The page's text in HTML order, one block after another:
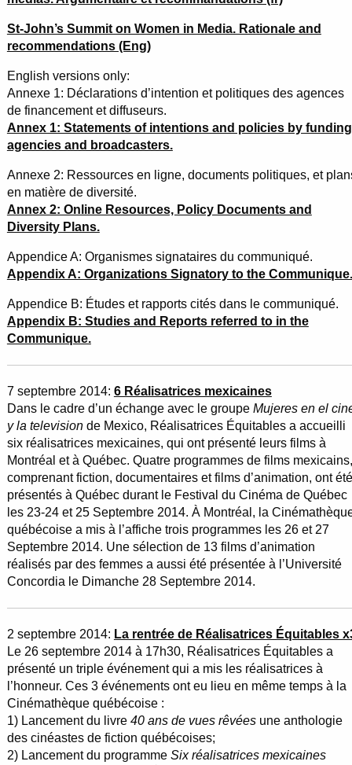
St-John’s Summit on Women in Media. Rationale and
recommendations (Eng)
English versions only:
Annexe 1: Déclarations d’intention et politiques des agences
de financement et diffuseurs.
Annex 1: Statements of intentions and policies by funding
agencies and broadcasters.
Annexe 2: Ressources en ligne, documents politiques, et
en matière de diversité.
Annex 2: Online Resources, Policy Documents and
Diversity Plans.
Appendice A: Organismes signataires du communiqué.
Appendix A: Organizations Signatory to the Communique.
Appendice B: Études et rapports cités dans le communiqué.
Appendix B: Studies and Reports referred to in the
Communique.
7 septembre 2014: 6 Réalisatrices mexicaines
Dans le cadre d’un échange avec le groupe Mujeres en el
y la televisionde Mexico, Réalisatrices Équitables a accueilli
six réalisatrices mexicaines, qui ont présenté leurs films à
Montréal et à Québec. Quatre programmes de films mexicains,
comprenant fiction, documentaires et films d’animation, ont été
présentés à Québec durant le Festival du Cinéma de Québec
les 23-24 et 25 Septembre 2014. À Montréal, la
québécoise a mis à l’affiche trois programmes les 26 et 27
Septembre 2014. Une sélection de 13 films d’animation
réalisés par des femmes a aussi été présentée à l’Université
Concordia le Dimanche 28 Septembre 2014.
2 septembre 2014: La rentrée de Réalisatrices Équitables
Le 26 septembre 2014 à 17h30, Réalisatrices Équitables a
présenté un triple événement qui a mis les réalisatrices à
l’honneur. Ces 3 événements ont eu lieu en même temps à la
Cinémathèque québécoise :
1) Lancement du livre 40 ans de vues rêvéesune anthologie
des cinéastes de fiction québécoises;
2) Lancement du programme Six réalisatrices mexicaines